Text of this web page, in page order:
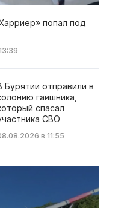
попал под
Бурятии отправили в
гаишника,
спасал
СВО
в 11:55